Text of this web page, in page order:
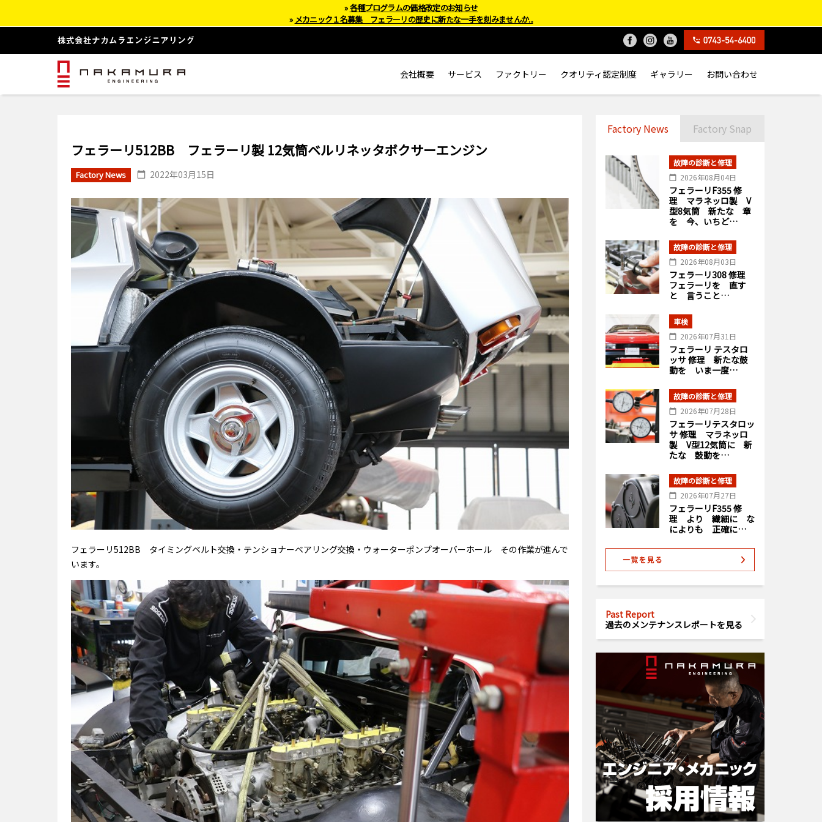
会社概要 サービス ファクトリー クオリティ認定制度 ギャラリー お問い合わせ
フェラーリ512BB フェラーリ製 12気筒ベルリネッタボクサーエンジン
Factory News 2022年03月15日
フェラーリ512BB タイミングベルト交換・テンショナーベアリング交換・ウォーターポンプオーバーホール その作業が進んで
います。
Factory News Factory Snap
故障の診断と修理
2026年08月04日
フェラーリF355 修
理 マラネッロ製 V
型8気筒 新たな 章
を 今、いちど…
故障の診断と修理
2026年08月03日
フェラーリ308 修理
フェラーリを 直す
と 言うこと…
車検
2026年07月31日
フェラーリ テスタロ
ッサ 修理 新たな鼓
動を いま一度…
故障の診断と修理
2026年07月28日
フェラーリテスタロッ
サ 修理 マラネッロ
製 V型12気筒に 新
たな 鼓動を…
故障の診断と修理
2026年07月27日
フェラーリF355 修
理 より 繊細に な
によりも 正確に…
Past Report
過去のメンテナンスレポートを見る
»各種プログラムの価格改定のお知らせ
» メカニック１名募集 フェラーリの歴史に新たな一手を刻みませんか...